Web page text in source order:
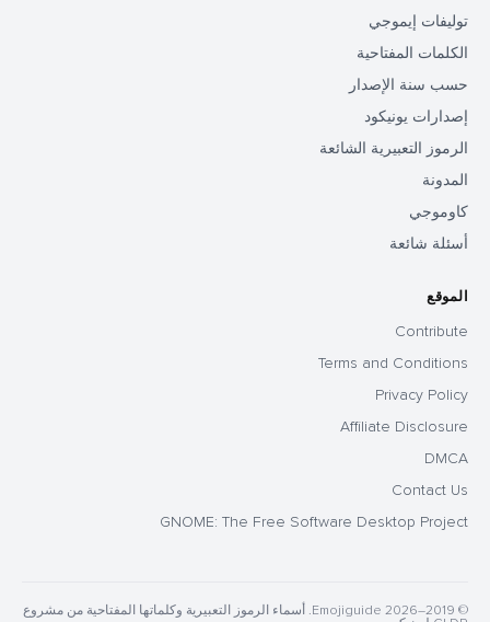
توليفات إيموجي
الكلمات المفتاحية
حسب سنة الإصدار
إصدارات يونيكود
الرموز التعبيرية الشائعة
المدونة
كاوموجي
أسئلة شائعة
الموقع
Contribute
Terms and Conditions
Privacy Policy
Affiliate Disclosure
DMCA
Contact Us
GNOME: The Free Software Desktop Project
© 2019–2026 Emojiguide. أسماء الرموز التعبيرية وكلماتها المفتاحية من مشروع